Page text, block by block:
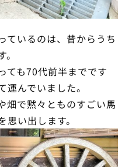
ているのは、昔からうち
ても70代前半までです
んでいました。
畑で黙々とものすごい馬
い出します。